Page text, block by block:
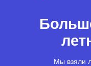
Мы взяли